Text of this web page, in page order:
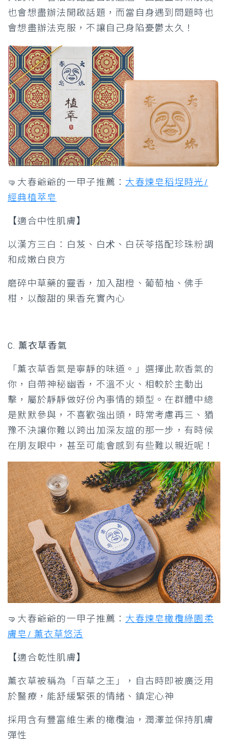
也會想盡辦法開啟話題，而當自身遇到問題時也
會想盡辦法克服，不讓自己身陷憂鬱太久！
🤜大春爺爺的一甲子推薦： 大春煉皂稻埕時光/
經典植萃皂
【適合中性肌膚】
以漢方三白：白芨、白术、白茯苓搭配珍珠粉調
和成嫩白良方
磨碎中草藥的靈香，加入甜橙、葡萄柚、佛手
柑，以酸甜的果香充實內心
C. 薰衣草香氣
「薰衣草香氣是寧靜的味道。」選擇此款香氣的
你，自帶神秘幽香，不溫不火、相較於主動出
擊，屬於靜靜做好份內事情的類型。在群體中總
是默默參與，不喜歡強出頭，時常考慮再三、猶
豫不決讓你難以跨出加深友誼的那一步，有時候
在朋友眼中，甚至可能會感到有些難以親近呢！
🤜大春爺爺的一甲子推薦： 大春煉皂橄欖綠園柔
膚皂/ 薰衣草悠活
【適合乾性肌膚】
薰衣草被稱為「百草之王」，自古時即被廣泛用
於醫療，能舒緩緊張的情緒、鎮定心神
採用含有豐富維生素的橄欖油，潤澤並保持肌膚
彈性